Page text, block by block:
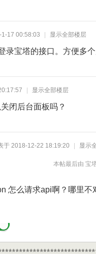
17 00:58:03 显示全部楼层
录宝塔的接口。方便多
显示全部楼层
闭后台面板吗？
于 2018-12-22 18:19:20 显示
本帖最后由 宝
怎么请求api啊？哪里不